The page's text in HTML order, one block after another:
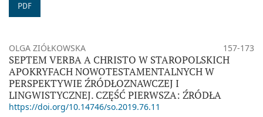
PDF
OLGA ZIÓŁKOWSKA 157-173
SEPTEM VERBA A CHRISTO W STAROPOLSKICH
APOKRYFACH NOWOTESTAMENTALNYCH W
PERSPEKTYWIE ŹRÓDŁOZNAWCZEJ I
LINGWISTYCZNEJ. CZĘŚĆ PIERWSZA: ŹRÓDŁA
https://doi.org/10.14746/so.2019.76.11